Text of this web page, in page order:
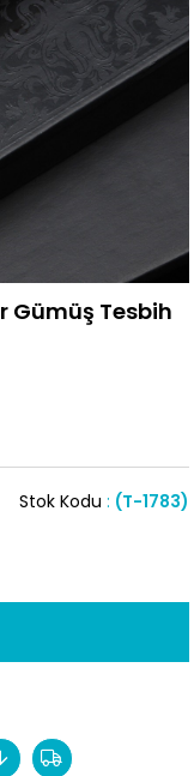
Gümüş Tesbih
(T-1783)
Stok Kodu